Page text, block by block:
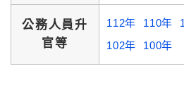
公務人員升
官等
112年 110年
102年
100年